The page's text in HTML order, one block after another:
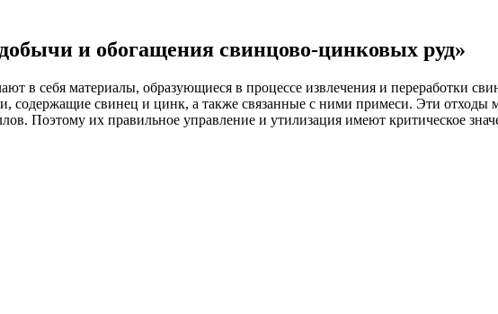
и обогащения свинцово-цинковых руд»
в себя материалы, образующиеся в процессе извлечения и переработки
содержащие свинец и цинк, а также связанные с ними примеси. Эти отходы
Поэтому их правильное управление и утилизация имеют критическое